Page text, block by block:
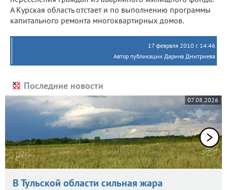
А Курская область отстает и по выполнению программы
капитального ремонта многоквартирных домов.
17 февраля 2010 г. 14:46
Автор публикации Дарина Дмитриева
Последние новости
07.08.2026
В Тульской области сильная жара